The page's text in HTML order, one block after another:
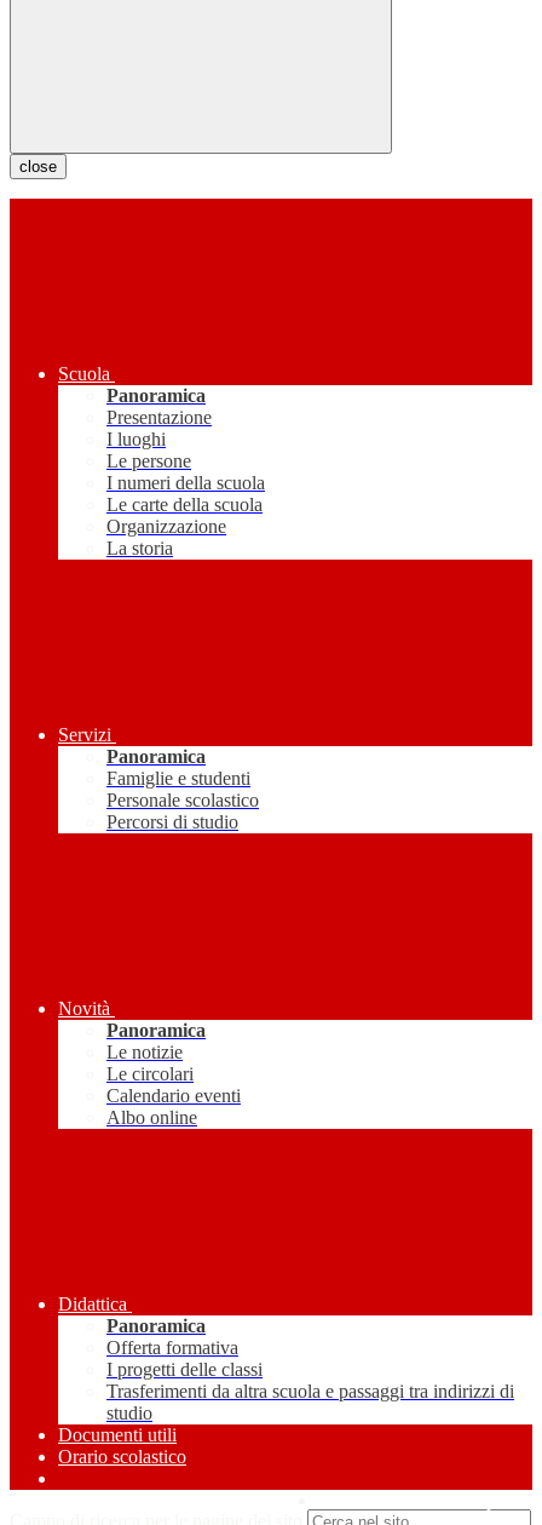
close
Scuola
Panoramica
Presentazione
I luoghi
Le persone
I numeri della scuola
Le carte della scuola
Organizzazione
La storia
Servizi
Panoramica
Famiglie e studenti
Personale scolastico
Percorsi di studio
Novità
Panoramica
Le notizie
Le circolari
Calendario eventi
Albo online
Didattica
Panoramica
Offerta formativa
I progetti delle classi
Trasferimenti da altra scuola e passaggi tra indirizzi di
studio
Documenti utili
Orario scolastico